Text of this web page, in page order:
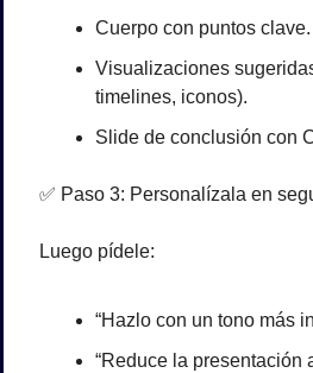
Cuerpo con puntos clave.
Visualizaciones
timelines, iconos).
Slide de conclusión con
✅ Paso 3: Personalízala en
Luego pídele:
“Hazlo con un tono más
“Reduce la presentación